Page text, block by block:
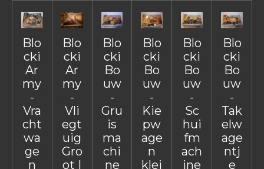
Blo
cki
Ar
my
-
Vra
cht
wa
ge
n
Blo
cki
Ar
my
-
Vli
egt
uig
Gro
ot I
Blo
cki
Bo
uw
-
Gru
is
ma
chi
ne
Blo
cki
Bo
uw
-
Kie
pw
age
n
klei
Blo
cki
Bo
uw
-
Sc
hui
fm
ach
ine
Blo
cki
Bo
uw
-
Tak
elw
age
ntj
e